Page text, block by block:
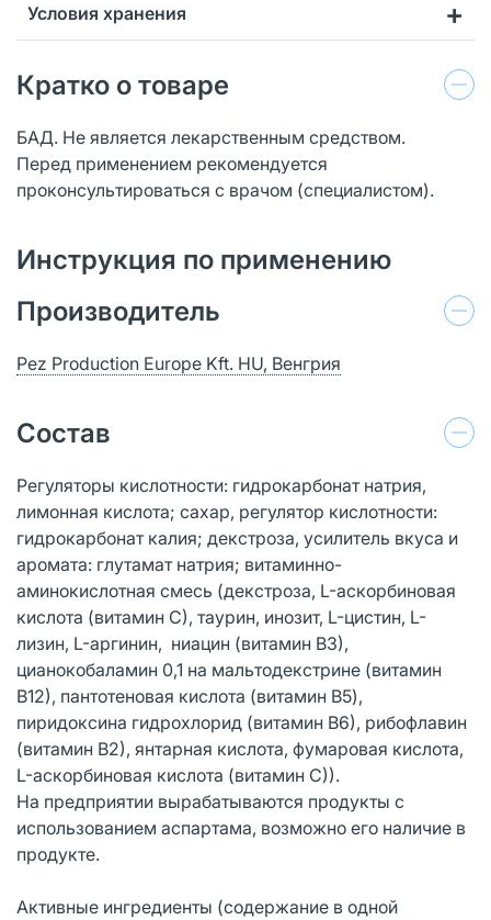
Условия хранения
Кратко о товаре
БАД. Не является лекарственным средством.
Перед применением рекомендуется
проконсультироваться с врачом (специалистом).
Инструкция по применению
Производитель
Pez Production Europe Kft. HU, Венгрия
Состав
Регуляторы кислотности: гидрокарбонат натрия,
лимонная кислота; сахар, регулятор кислотности:
гидрокарбонат калия; декстроза, усилитель вкуса и
аромата: глутамат натрия; витаминно-
аминокислотная смесь (декстроза, L-аскорбиновая
кислота (витамин С), таурин, инозит, L-цистин, L-
лизин, L-аргинин, ниацин (витамин В3),
цианокобаламин 0,1 на мальтодекстрине (витамин
В12), пантотеновая кислота (витамин B5),
пиридоксина гидрохлорид (витамин В6), рибофлавин
(витамин В2), янтарная кислота, фумаровая кислота,
L-аскорбиновая кислота (витамин С)).
На предприятии вырабатываются продукты с
использованием аспартама, возможно его наличие в
продукте.
Активные ингредиенты (содержание в одной